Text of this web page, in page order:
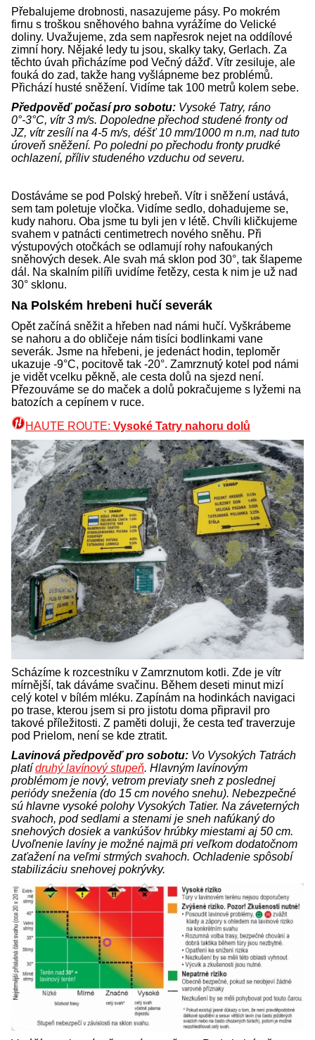
Přebalujeme drobnosti, nasazujeme pásy. Po mokrém
firnu s troškou sněhového bahna vyrážíme do Velické
doliny. Uvažujeme, zda sem napřesrok nejet na oddílové
zimní hory. Nějaké ledy tu jsou, skalky taky, Gerlach. Za
těchto úvah přicházíme pod Večný dážď. Vítr zesiluje, ale
fouká do zad, takže hang vyšlápneme bez problémů.
Přichází husté sněžení. Vidíme tak 100 metrů kolem sebe.
Předpověď počasí pro sobotu: Vysoké Tatry, ráno
0°-3°C, vítr 3 m/s. Dopoledne přechod studené fronty od
JZ, vítr zesílí na 4-5 m/s, déšť 10 mm/1000 m n.m, nad tuto
úroveň sněžení. Po poledni po přechodu fronty prudké
ochlazení, příliv studeného vzduchu od severu.
Dostáváme se pod Polský hrebeň. Vítr i sněžení ustává,
sem tam poletuje vločka. Vidíme sedlo, dohadujeme se,
kudy nahoru. Oba jsme tu byli jen v létě. Chvíli kličkujeme
svahem v patnácti centimetrech nového sněhu. Při
výstupových otočkách se odlamují rohy nafoukaných
sněhových desek. Ale svah má sklon pod 30°, tak šlapeme
dál. Na skalním pilíři uvidíme řetězy, cesta k nim je už nad
30° sklonu.
Na Polském hrebeni hučí severák
Opět začíná sněžit a hřeben nad námi hučí. Vyškrábeme
se nahoru a do obličeje nám tisíci bodlinkami vane
severák. Jsme na hřebeni, je jedenáct hodin, teploměr
ukazuje -9°C, pocitově tak -20°. Zamrznutý kotel pod námi
je vidět vcelku pěkně, ale cesta dolů na sjezd není.
Přezouváme se do maček a dolů pokračujeme s lyžemi na
batozích a cepínem v ruce.
HAUTE ROUTE: Vysoké Tatry nahoru dolů
Scházíme k rozcestníku v Zamrznutom kotli. Zde je vítr
mírnější, tak dáváme svačinu. Během deseti minut mizí
celý kotel v bílém mléku. Zapínám na hodinkách navigaci
po trase, kterou jsem si pro jistotu doma připravil pro
takové příležitosti. Z paměti doluji, že cesta teď traverzuje
pod Prielom, není se kde ztratit.
Lavinová předpověď pro sobotu: Vo Vysokých Tatrách
platídruhý lavínový stupeň. Hlavným lavínovým
problémom je nový, vetrom previaty sneh z poslednej
periódy sneženia (do 15 cm nového snehu). Nebezpečné
sú hlavne vysoké polohy Vysokých Tatier. Na záveterných
svahoch, pod sedlami a stenami je sneh nafúkaný do
snehových dosiek a vankúšov hrúbky miestami aj 50 cm.
Uvoľnenie lavíny je možné najmä pri veľkom dodatočnom
zaťažení na veľmi strmých svahoch. Ochladenie spôsobí
stabilizáciu snehovej pokrývky.